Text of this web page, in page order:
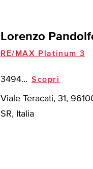
Lorenzo
RE/MAX Platinum 3
3494... Scopri
Viale Teracati, 31,
SR, Italia